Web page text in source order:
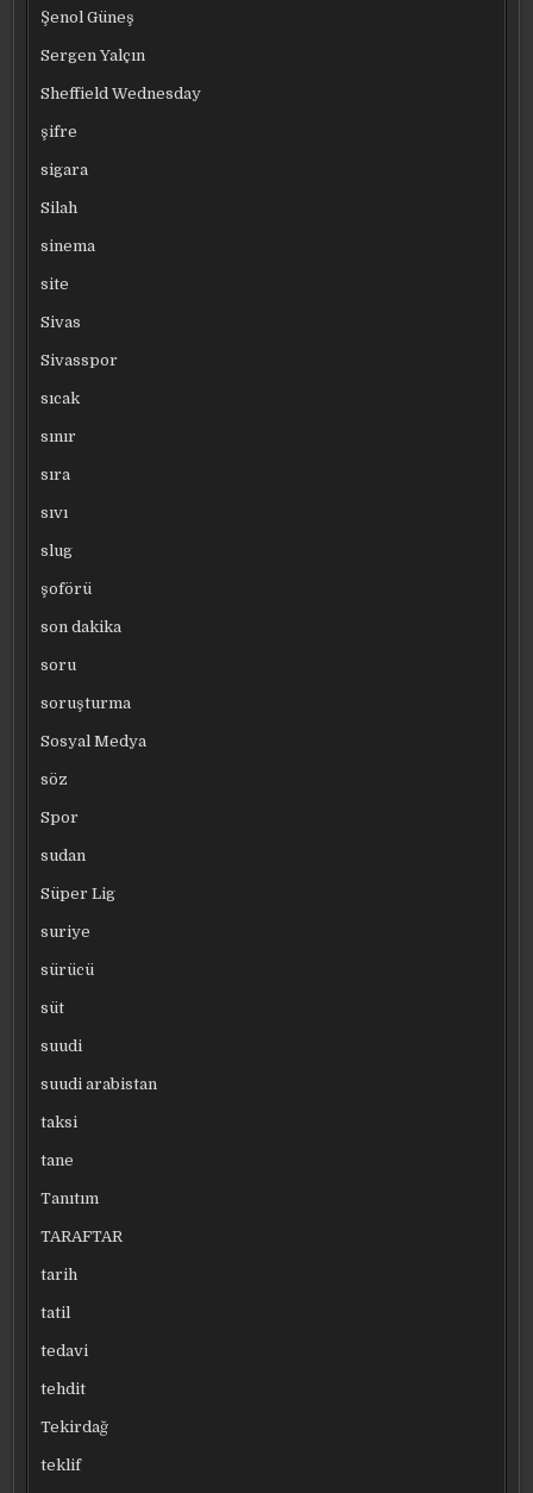
Şenol Güneş
Sergen Yalçın
Sheffield Wednesday
şifre
sigara
Silah
sinema
site
Sivas
Sivasspor
sıcak
sınır
sıra
sıvı
slug
şoförü
son dakika
soru
soruşturma
Sosyal Medya
söz
Spor
sudan
Süper Lig
suriye
sürücü
süt
suudi
suudi arabistan
taksi
tane
Tanıtım
TARAFTAR
tarih
tatil
tedavi
tehdit
Tekirdağ
teklif